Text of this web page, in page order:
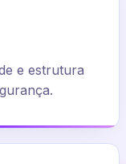
e estrutura